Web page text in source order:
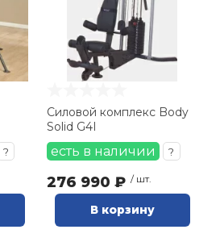
?
Силовой комплекс Body
Solid G4I
есть в наличии ?
276 990 ₽ / шт.
В корзину